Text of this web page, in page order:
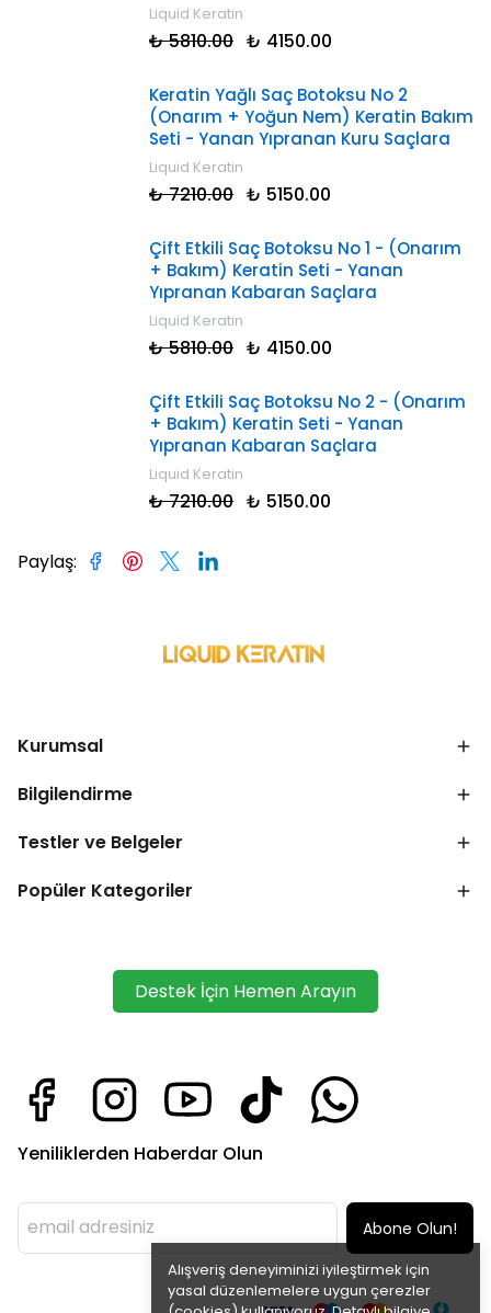
Alışveriş deneyiminizi iyileştirmek için
yasal düzenlemelere uygun çerezler
Liquid Keratin
₺ 5810.00 ₺ 4150.00
Keratin Yağlı Saç Botoksu No 2
(Onarım + Yoğun Nem) Keratin Bakım
Seti - Yanan Yıpranan Kuru Saçlara
Liquid Keratin
₺ 7210.00 ₺ 5150.00
Çift Etkili Saç Botoksu No 1 - (Onarım
+ Bakım) Keratin Seti - Yanan
Yıpranan Kabaran Saçlara
Liquid Keratin
₺ 5810.00 ₺ 4150.00
Çift Etkili Saç Botoksu No 2 - (Onarım
+ Bakım) Keratin Seti - Yanan
Yıpranan Kabaran Saçlara
Liquid Keratin
₺ 7210.00 ₺ 5150.00
Paylaş:
Kurumsal
Bilgilendirme
Testler ve Belgeler
Popüler Kategoriler
Destek İçin Hemen Arayın
Yeniliklerden Haberdar Olun
Abone Olun!